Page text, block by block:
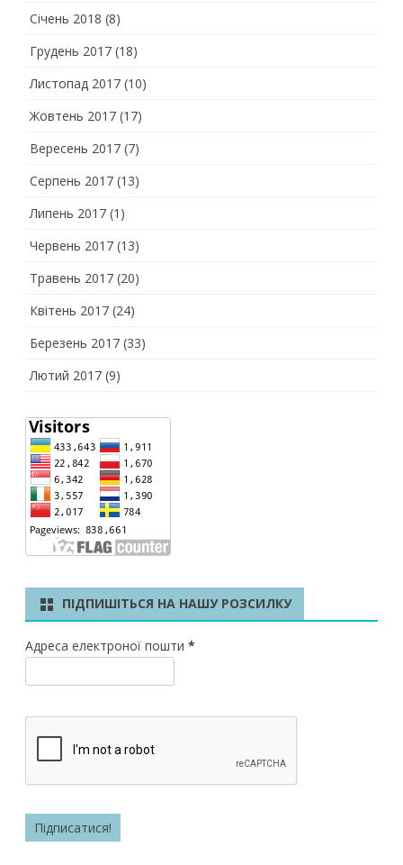
Січень 2018 (8)
Грудень 2017 (18)
Листопад 2017 (10)
Жовтень 2017 (17)
Вересень 2017 (7)
Серпень 2017 (13)
Липень 2017 (1)
Червень 2017 (13)
Травень 2017 (20)
Квітень 2017 (24)
Березень 2017 (33)
Лютий 2017 (9)
ПІДПИШІТЬСЯ НА НАШУ РОЗСИЛКУ
Адреса електроної пошти *